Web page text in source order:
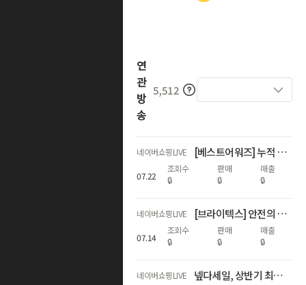
연
관
방
송
5,512
네이버쇼핑LIVE [베스트어워즈] 누적 600회 수상 기념 하반기 첫 최대 혜택 LIVE
07.22
조회수
🔒
판매
🔒
매출
🔒
네이버쇼핑LIVE [브라이텍스] 안전의 기준, 60주년 특집 쇼핑LIVE
07.14
조회수
🔒
판매
🔒
매출
🔒
네이버쇼핑LIVE 넾다세일, 상반기 최대혜택 라이브